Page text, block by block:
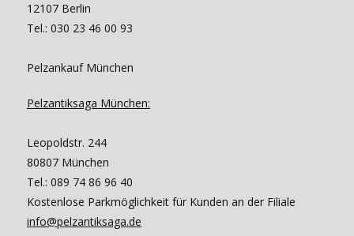
12107 Berlin
Tel.: 030 23 46 00 93
Pelzankauf München
Pelzantiksaga München:
Leopoldstr. 244
80807 München
Tel.: 089 74 86 96 40
Kostenlose Parkmöglichkeit für Kunden an der Filiale
info@pelzantiksaga.de